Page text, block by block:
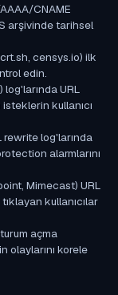
CNAME
arşivinde tarihsel
censys.io) ilk
edin.
URL
kullanıcı
rewrite log'larında
alarmlarını
Mimecast) URL
kullanıcılar
açma
olaylarını korele